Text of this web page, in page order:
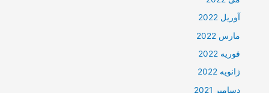
آوریل 2022
مارس 2022
فوریه 2022
ژانویه 2022
دسامبر 2021